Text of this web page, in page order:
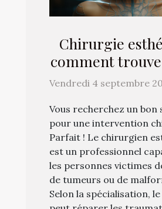
Chirurgie
comment
Vendredi 4 septembre
Vous recherchez un bon
pour une intervention
Parfait ! Le chirurgien
est un professionnel
les personnes victimes
de tumeurs ou de
Selon la spécialisation,